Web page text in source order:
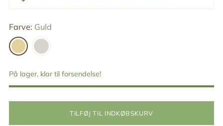
Farve: Guld
På lager, klar til forsendelse!
TILFØJ TIL INDKØBSKURV